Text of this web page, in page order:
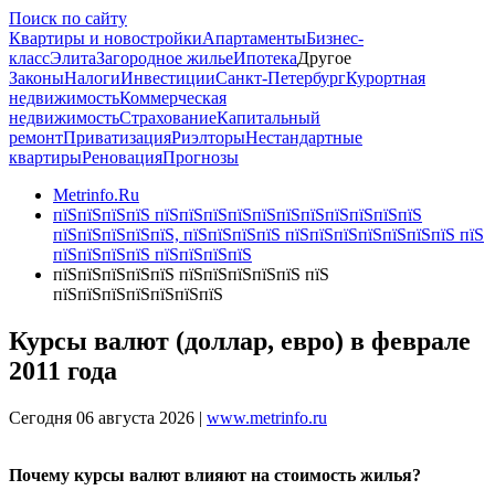
Поиск по сайту
Квартиры и новостройкиАпартаментыБизнес-
классЭлитаЗагородное жильеИпотекаДругое
ЗаконыНалогиИнвестицииСанкт-ПетербургКурортная
недвижимостьКоммерческая
недвижимостьСтрахованиеКапитальный
ремонтПриватизацияРиэлторыНестандартные
квартирыРеновацияПрогнозы
Metrinfo.Ru
пїЅпїЅпїЅпїЅ пїЅпїЅпїЅпїЅпїЅпїЅпїЅпїЅпїЅпїЅпїЅ
пїЅпїЅпїЅпїЅпїЅ, пїЅпїЅпїЅпїЅ пїЅпїЅпїЅпїЅпїЅпїЅпїЅ пїЅ
пїЅпїЅпїЅпїЅ пїЅпїЅпїЅпїЅ
пїЅпїЅпїЅпїЅпїЅ пїЅпїЅпїЅпїЅпїЅ пїЅ
пїЅпїЅпїЅпїЅпїЅпїЅпїЅ
Курсы валют (доллар, евро) в феврале
2011 года
Сегодня 06 августа 2026 | www.metrinfo.ru
Почему курсы валют влияют на стоимость жилья?